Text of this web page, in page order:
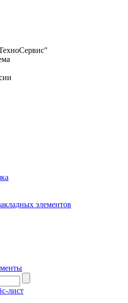
элементов
лист